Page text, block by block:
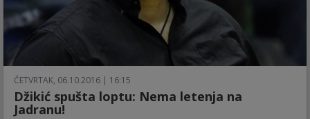
ČETVRTAK, 06.10.2016 | 16:15
Džikić spušta loptu: Nema letenja na
Jadranu!